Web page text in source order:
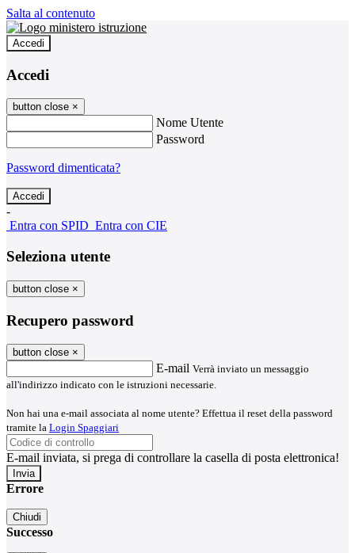
Salta al contenuto
Accedi
Accedi
button close ×
Nome Utente
Password
Password dimenticata?
-
Entra con SPID Entra con CIE
Seleziona utente
button close ×
Recupero password
button close ×
E-mail Verrà inviato un messaggio
all'indirizzo indicato con le istruzioni necessarie.
Non hai una e-mail associata al nome utente? Effettua il reset della password
tramite la Login Spaggiari
E-mail inviata, si prega di controllare la casella di posta elettronica!
Errore
Chiudi
Successo